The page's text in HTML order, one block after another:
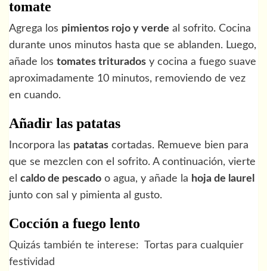
tomate
Agrega los pimientos rojo y verde al sofrito. Cocina
durante unos minutos hasta que se ablanden. Luego,
añade los tomates triturados y cocina a fuego suave
aproximadamente 10 minutos, removiendo de vez
en cuando.
Añadir las patatas
Incorpora las patatas cortadas. Remueve bien para
que se mezclen con el sofrito. A continuación, vierte
el caldo de pescado o agua, y añade la hoja de laurel
junto con sal y pimienta al gusto.
Cocción a fuego lento
Quizás también te interese: Tortas para cualquier
festividad